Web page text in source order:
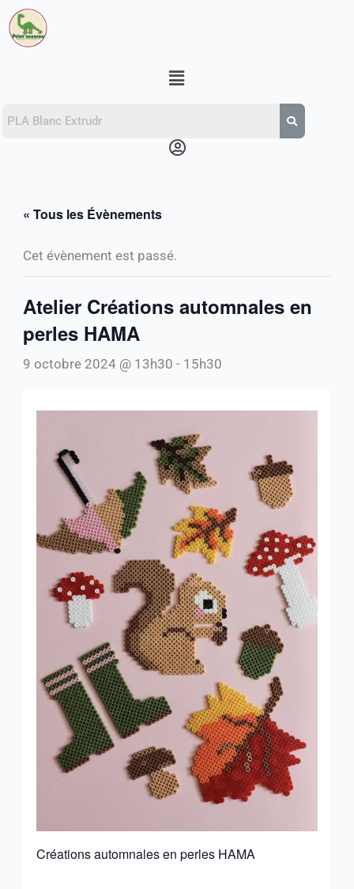
Aller
au
Menu
Menu
« Tous les Évènements
Cet évènement est passé.
Atelier Créations automnales en
perles HAMA
9 octobre 2024 @ 13h30 - 15h30
Créations automnales en perles HAMA